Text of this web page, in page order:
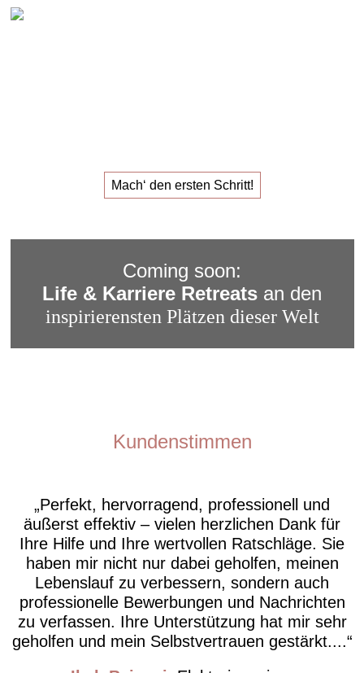
Mach‘ den ersten Schritt!
Coming soon:
Life & Karriere Retreats an den
inspirierensten Plätzen dieser Welt
Kundenstimmen
Perfekt, hervorragend, professionell und
äußerst effektiv – vielen herzlichen Dank für
Ihre Hilfe und Ihre wertvollen Ratschläge. Sie
haben mir nicht nur dabei geholfen, meinen
Lebenslauf zu verbessern, sondern auch
professionelle Bewerbungen und Nachrichten
zu verfassen. Ihre Unterstützung hat mir sehr
geholfen und mein Selbstvertrauen gestärkt....